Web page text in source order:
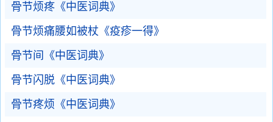
骨节烦疼《中医词典》
骨节烦痛腰如被杖《疫疹一得》
骨节间《中医词典》
骨节闪脱《中医词典》
骨节疼烦《中医词典》